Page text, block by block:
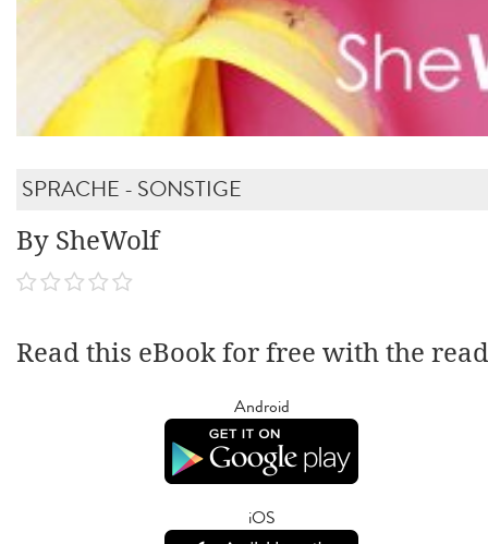
SPRACHE - SONSTIGE
By SheWolf
Read this eBook for free with the
Android
iOS